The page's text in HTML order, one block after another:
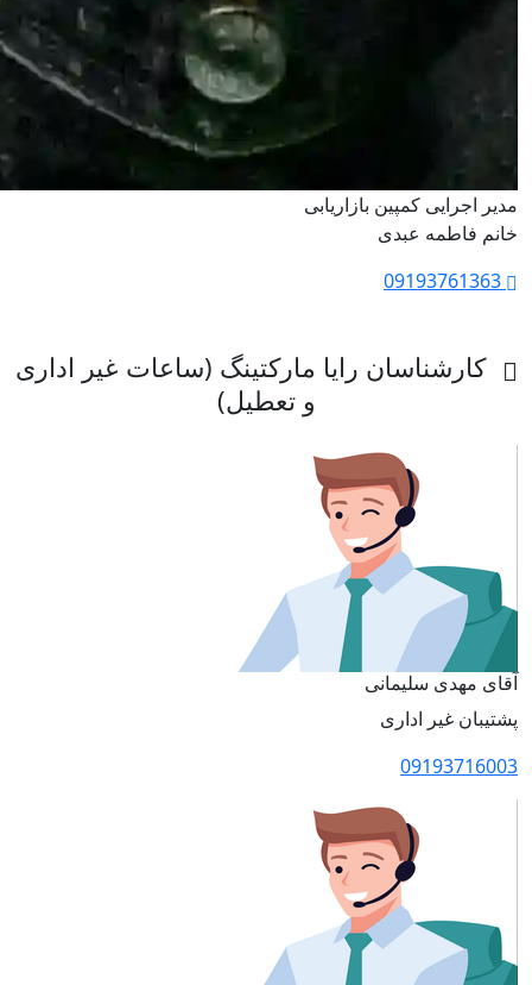
مدیر اجرایی کمپین بازاریابی
خانم فاطمه عبدی
کارشناسان رایا مارکتینگ (ساعات غیر اداری
و تعطیل)
آقای مهدی سلیمانی
پشتیبان غیر اداری
09193716003